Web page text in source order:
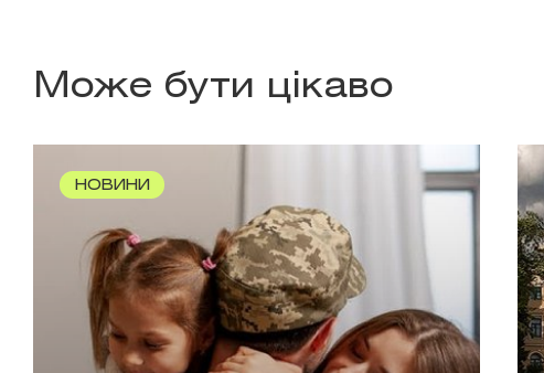
Може бути цікаво
НОВИНИ